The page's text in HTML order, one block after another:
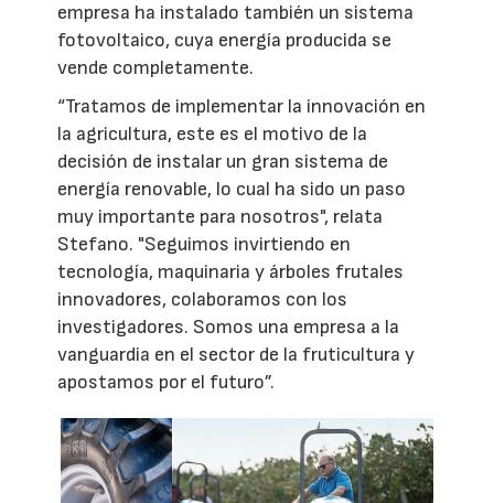
empresa ha instalado también un sistema
fotovoltaico, cuya energía producida se
vende completamente.
“Tratamos de implementar la innovación en
la agricultura, este es el motivo de la
decisión de instalar un gran sistema de
energía renovable, lo cual ha sido un paso
muy importante para nosotros", relata
Stefano. "Seguimos invirtiendo en
tecnología, maquinaria y árboles frutales
innovadores, colaboramos con los
investigadores. Somos una empresa a la
vanguardia en el sector de la fruticultura y
apostamos por el futuro”.